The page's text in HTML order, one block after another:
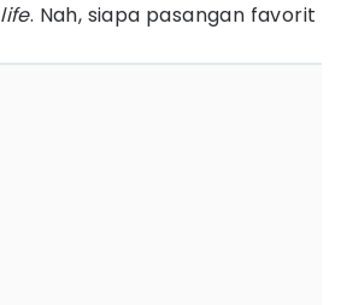
. Nah, siapa pasangan favorit